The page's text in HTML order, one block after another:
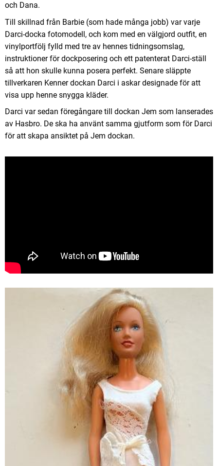
och Dana.
Till skillnad från Barbie (som hade många jobb) var varje
Darci-docka fotomodell, och kom med en välgjord outfit, en
vinylportfölj fylld med tre av hennes tidningsomslag,
instruktioner för dockposering och ett patenterat Darci-ställ
så att hon skulle kunna posera perfekt. Senare släppte
tillverkaren Kenner dockan Darci i askar designade för att
visa upp henne snygga kläder.
Darci var sedan föregångare till dockan Jem som lanserades
av Hasbro. De ska ha använt samma gjutform som för Darci
för att skapa ansiktet på Jem dockan.